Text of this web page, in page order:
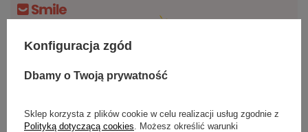
Smile - dostawy ze sklepów internetowych przy zamówieniu od
Potrzebujesz pomocy? Masz pytania?
Konfiguracja zgód
Dbamy o Twoją prywatność
Sklep korzysta z plików cookie w celu realizacji usług zgodnie z
Polityką dotyczącą cookies . Możesz określić warunki